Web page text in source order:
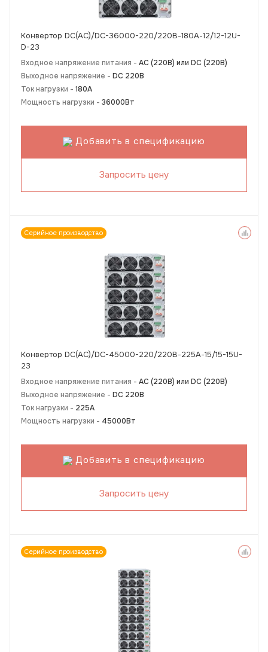
Конвертор DC(AC)/DC-36000-220/220В-180А-12/12-12U-
D-23
Входное напряжение питания - АС (220В) или DC (220В)
Выходное напряжение - DC 220В
Ток нагрузки - 180А
Мощность нагрузки - 36000Вт
Добавить в спецификацию
Запросить цену
Серийное производство
Конвертор DC(AC)/DC-45000-220/220В-225А-15/15-15U-
23
Входное напряжение питания - АС (220В) или DC (220В)
Выходное напряжение - DC 220В
Ток нагрузки - 225А
Мощность нагрузки - 45000Вт
Добавить в спецификацию
Запросить цену
Серийное производство